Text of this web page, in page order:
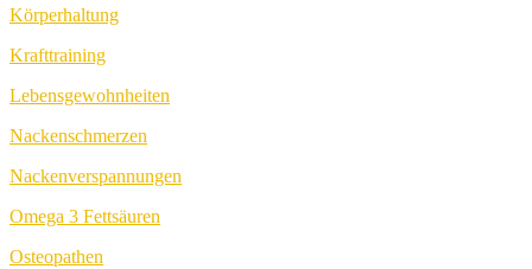
Körperhaltung
Krafttraining
Lebensgewohnheiten
Nackenschmerzen
Nackenverspannungen
Omega 3 Fettsäuren
Osteopathen